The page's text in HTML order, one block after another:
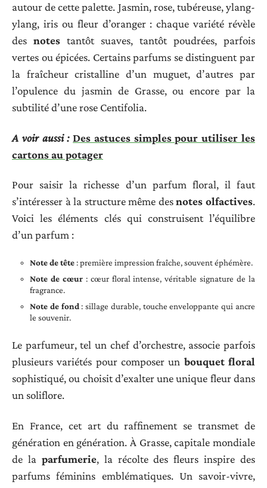
autour de cette palette. Jasmin, rose, tubéreuse, ylang-
ylang, iris ou fleur d’oranger : chaque variété révèle
des notes tantôt suaves, tantôt poudrées, parfois
vertes ou épicées. Certains parfums se distinguent par
la fraîcheur cristalline d’un muguet, d’autres par
l’opulence du jasmin de Grasse, ou encore par la
subtilité d’une rose Centifolia.
A voir aussi : Des astuces simples pour utiliser les
cartons au potager
Pour saisir la richesse d’un parfum floral, il faut
s’intéresser à la structure même desnotes olfactives.
Voici les éléments clés qui construisent l’équilibre
d’un parfum :
Note de tête: première impression fraîche, souvent éphémère.
Note de cœur: cœur floral intense, véritable signature de la
fragrance.
Note de fond: sillage durable, touche enveloppante qui ancre
le souvenir.
Le parfumeur, tel un chef d’orchestre, associe parfois
plusieurs variétés pour composer un bouquet floral
sophistiqué, ou choisit d’exalter une unique fleur dans
un soliflore.
En France, cet art du raffinement se transmet de
génération en génération. À Grasse, capitale mondiale
de la parfumerie, la récolte des fleurs inspire des
parfums féminins emblématiques. Un savoir-vivre,